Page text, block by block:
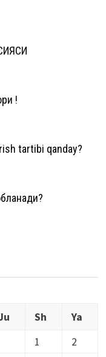
!
tartibi qanday?
Sh
Ya
1
2